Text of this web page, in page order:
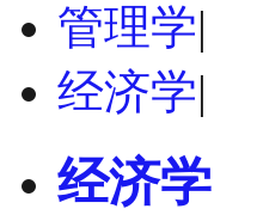
管理学|
经济学|
经济学